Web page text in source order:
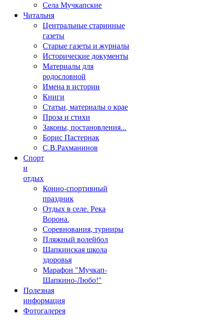
Села Мучкапские
Читальня
Центральные старинные
газеты
Старые газеты и журналы
Исторические документы
Материалы для
родословной
Имена в истории
Книги
Статьи, материалы о крае
Проза и стихи
Законы, постановления...
Борис Пастернак
С.В.Рахманинов
Спорт
и
отдых
Конно-спортивный
праздник
Отдых в селе. Река
Ворона.
Соревнования, турниры
Пляжный волейбол
Шапкинская школа
здоровья
Марафон "Мучкап-
Шапкино-Любо!"
Полезная
информация
Фотогалерея